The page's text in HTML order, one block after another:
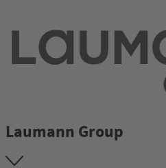
Laumann Group